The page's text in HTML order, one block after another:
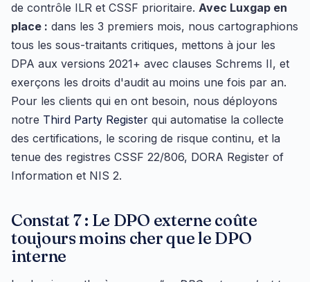
de contrôle ILR et CSSF prioritaire. Avec Luxgap en
place : dans les 3 premiers mois, nous cartographions
tous les sous-traitants critiques, mettons à jour les
DPA aux versions 2021+ avec clauses Schrems II, et
exerçons les droits d'audit au moins une fois par an.
Pour les clients qui en ont besoin, nous déployons
notre Third Party Register qui automatise la collecte
des certifications, le scoring de risque continu, et la
tenue des registres CSSF 22/806, DORA Register of
Information et NIS 2.
Constat 7 : Le DPO externe coûte
toujours moins cher que le DPO
interne